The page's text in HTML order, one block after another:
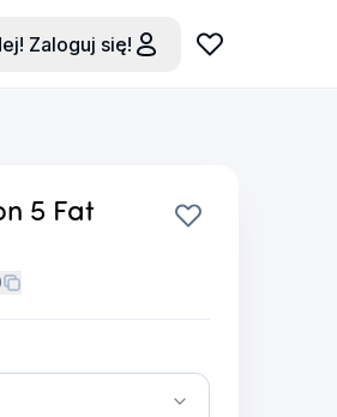
Zaloguj się!
5 Fat